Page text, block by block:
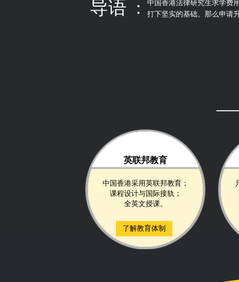
导语 :
中国香港法律研究生求学费
打下坚实的基础。那么申请
英联邦教育
中国香港采用英联邦教育；
课程设计与国际接轨；
全英文授课。
了解教育体制